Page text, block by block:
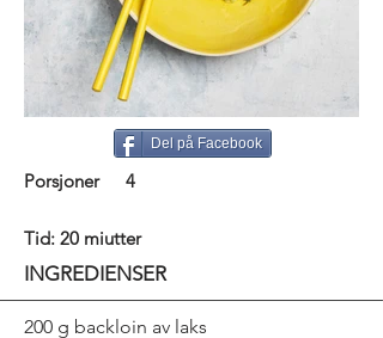
Del på Facebook
Porsjoner 4
Tid: 20 miutter
INGREDIENSER
200 g backloin av laks